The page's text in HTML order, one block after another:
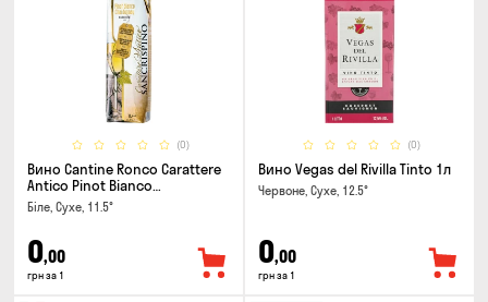
(0)
Вино Cantine Ronco Carattere
Antico Pinot Bianco
Chardonnay Rubicone IGT 1л
Біле, Сухе, 11.5°
0,00
грн за 1
(0)
Вино Vegas del Rivilla Tinto 1л
Червоне, Сухе, 12.5°
0,00
грн за 1